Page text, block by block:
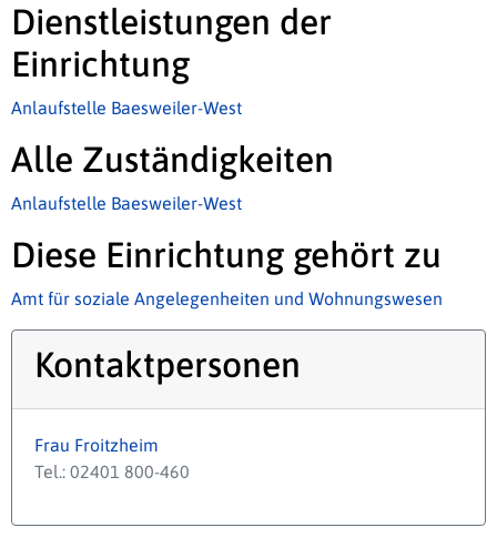
Dienstleistungen der
Einrichtung
Anlaufstelle Baesweiler-West
Alle Zuständigkeiten
Anlaufstelle Baesweiler-West
Diese Einrichtung gehört zu
Amt für soziale Angelegenheiten und Wohnungswesen
Kontaktpersonen
Frau Froitzheim
Tel.: 02401 800-460